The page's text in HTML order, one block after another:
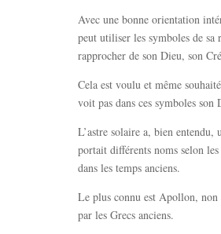
Avec une bonne orientation
peut utiliser les symboles de sa
rapprocher de son Dieu, son
Cela est voulu et même
voit pas dans ces symboles son
L’astre solaire a, bien
portait différents noms selon
dans les temps anciens.
Le plus connu est Apollon, non
par les Grecs anciens.